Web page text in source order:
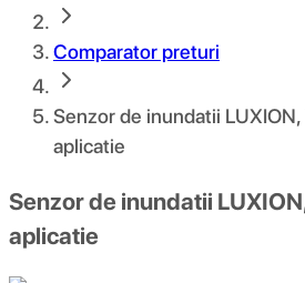
Comparator preturi
Senzor de inundatii
aplicatie
Senzor de inundatii
aplicatie